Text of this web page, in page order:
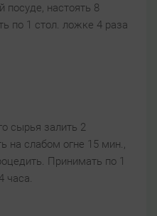
посуде, настоять 8
по 1 стол. ложке 4 раза
сырья залить 2
на слабом огне 15 мин.,
Принимать по 1
часа.